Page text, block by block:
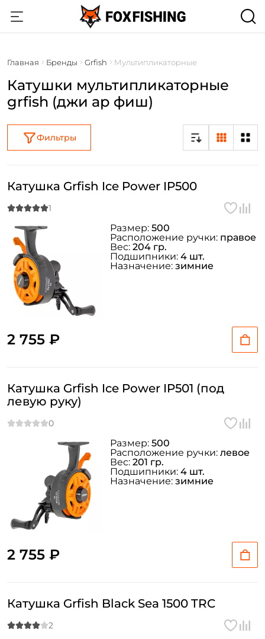
Главная Бренды Grfish Мультипликаторные
Катушки мультипликаторные
grfish (джи ар фиш)
Фильтры
Катушка Grfish Ice Power IP500
2 755 ₽
Размер: 500
Расположение ручки: правое
Вес: 204 гр.
Подшипники: 4 шт.
Назначение: зимние
Катушка Grfish Ice Power IP501 (под
левую руку)
2 755 ₽
Размер: 500
Расположение ручки: левое
Вес: 201 гр.
Подшипники: 4 шт.
Назначение: зимние
Катушка Grfish Black Sea 1500 TRC